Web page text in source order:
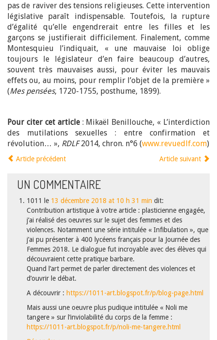
pas de raviver des tensions religieuses. Cette intervention
législative paraît indispensable. Toutefois, la rupture
d’égalité qu’elle engendrerait entre les filles et les
garçons se justifierait difficilement. Finalement, comme
Montesquieu l’indiquait, « une mauvaise loi oblige
toujours le législateur d’en faire beaucoup d’autres,
souvent très mauvaises aussi, pour éviter les mauvais
effets ou, au moins, pour remplir l’objet de la première »
(Mes pensées, 1720-1755, posthume, 1899).
Pour citer cet article: Mikaël Benillouche, « L’interdiction
des mutilations sexuelles : entre confirmation et
révolution… », RDLF2014, chron. n°6 (www.revuedlf.com)
Article précédent Article suivant
UN COMMENTAIRE
1011 le 13 décembre 2018 at 10 h 31 min dit:
Contribution artistique à votre article : plasticienne engagée,
j’ai réalisé des oeuvres sur le sujet des femmes et des
violences. Notamment une série intitulée « Infibulation », que
j’ai pu présenter à 400 lycéens français pour la Journée des
Femmes 2018. Le dialogue fut incroyable avec des élèves qui
découvraient cette pratique barbare.
Quand l’art permet de parler directement des violences et
d’ouvrir le débat.
A découvrir : https://1011-art.blogspot.fr/p/blog-page.html
Mais aussi une oeuvre plus pudique intitulée « Noli me
tangere » sur l’inviolabilité du corps de la femme :
https://1011-art.blogspot.fr/p/noli-me-tangere.html